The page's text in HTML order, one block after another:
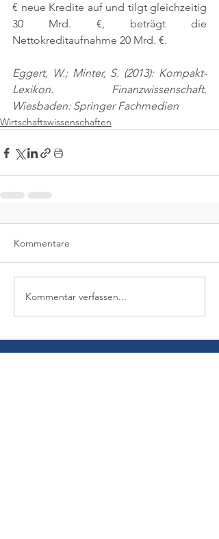
€ neue Kredite auf und tilgt gleichzeitig
30 Mrd. €, beträgt die
Nettokreditaufnahme 20 Mrd. €.
Eggert, W.; Minter, S. (2013): Kompakt-
Lexikon. Finanzwissenschaft.
Wiesbaden: Springer Fachmedien
Wirtschaftswissenschaften
Kommentare
Kommentar verfassen...